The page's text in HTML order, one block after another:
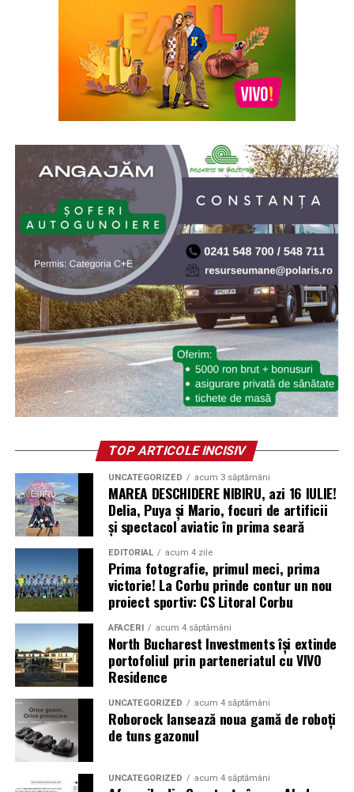
pentru serile de vară.
Indiferent de preferințe, sezonul cald este momentul
ideal să experimentezi și să descoperi parfumuri
inspirate din universul parfumeriei de nișă. Iar colecția
ingredientele premium, creativitatea și accesibilitatea
pot exista în aceeași sticlă.
(Advertorial)
TOP ARTICOLE INCISIV
UNCATEGORIZED acum 3 săptămâni
MAREA DESCHIDERE NIBIRU, azi 16 IULIE!
Delia, Puya și Mario, focuri de artificii
și spectacol aviatic în prima seară
EDITORIAL acum 4 zile
Prima fotografie, primul meci, prima
victorie! La Corbu prinde contur un nou
proiect sportiv: CS Litoral Corbu
AFACERI acum 4 săptămâni
North Bucharest Investments își extinde
portofoliul prin parteneriatul cu VIVO
Residence
UNCATEGORIZED acum 4 săptămâni
Roborock lansează noua gamă de roboți
de tuns gazonul
UNCATEGORIZED acum 4 săptămâni